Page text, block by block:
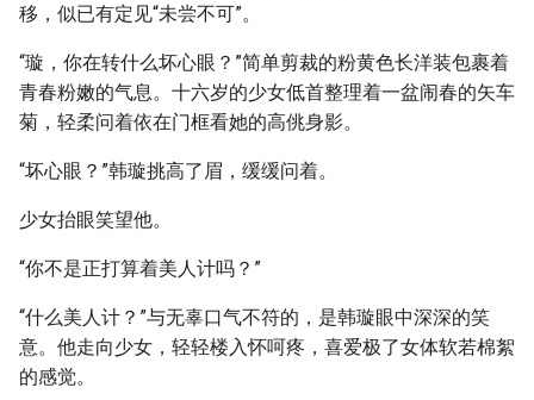
移，似已有定见“未尝不可”。
“璇，你在转什么坏心眼？”简单剪裁的粉黄色长洋装包裹着
青春粉嫩的气息。十六岁的少女低首整理着一盆闹春的矢车
菊，轻柔问着依在门框看她的高佻身影。
“坏心眼？”韩璇挑高了眉，缓缓问着。
少女抬眼笑望他。
“你不是正打算着美人计吗？”
“什么美人计？”与无辜口气不符的，是韩璇眼中深深的笑
意。他走向少女，轻轻楼入怀呵疼，喜爱极了女体软若棉絮
的感觉。